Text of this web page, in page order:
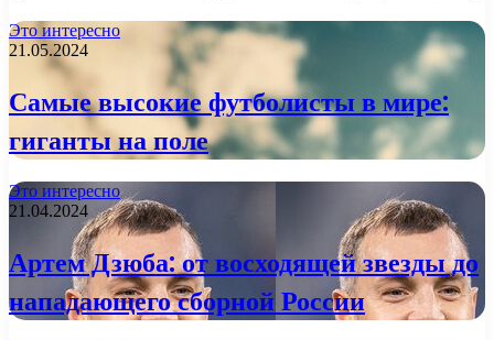
Это интересно
21.05.2024
Самые высокие футболисты в мире:
гиганты на поле
Это интересно
21.04.2024
Артем Дзюба: от восходящей звезды до
нападающего сборной России